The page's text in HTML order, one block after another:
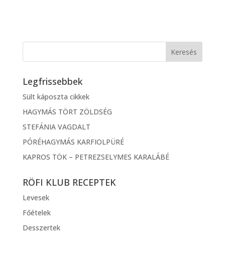
Legfrissebbek
Sült káposzta cikkek
HAGYMÁS TÖRT ZÖLDSÉG
STEFÁNIA VAGDALT
PÓRÉHAGYMÁS KARFIOLPÜRÉ
KAPROS TÖK – PETREZSELYMES KARALÁBÉ
RÖFI KLUB RECEPTEK
Levesek
Főételek
Desszertek